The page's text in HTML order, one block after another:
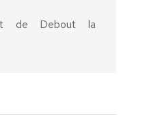
de Debout la